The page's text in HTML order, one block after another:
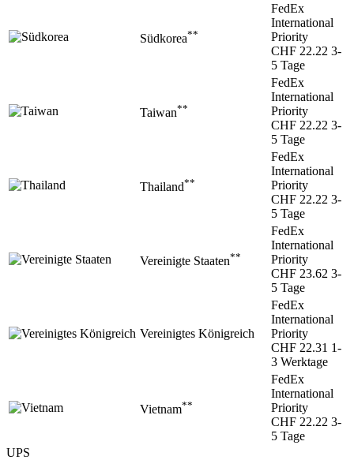
Südkorea**
FedEx
International
Priority
CHF 22.22 3-
5 Tage
Taiwan**
FedEx
International
Priority
CHF 22.22 3-
5 Tage
Thailand**
FedEx
International
Priority
CHF 22.22 3-
5 Tage
Vereinigte Staaten**
FedEx
International
Priority
CHF 23.62 3-
5 Tage
Vereinigtes Königreich
FedEx
International
Priority
CHF 22.31 1-
3 Werktage
Vietnam**
FedEx
International
Priority
CHF 22.22 3-
5 Tage
UPS